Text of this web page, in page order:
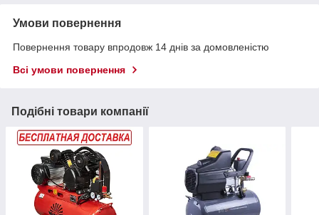
Умови повернення
Повернення товару впродовж 14 днів за домовленістю
Всі умови повернення
Подібні товари компанії